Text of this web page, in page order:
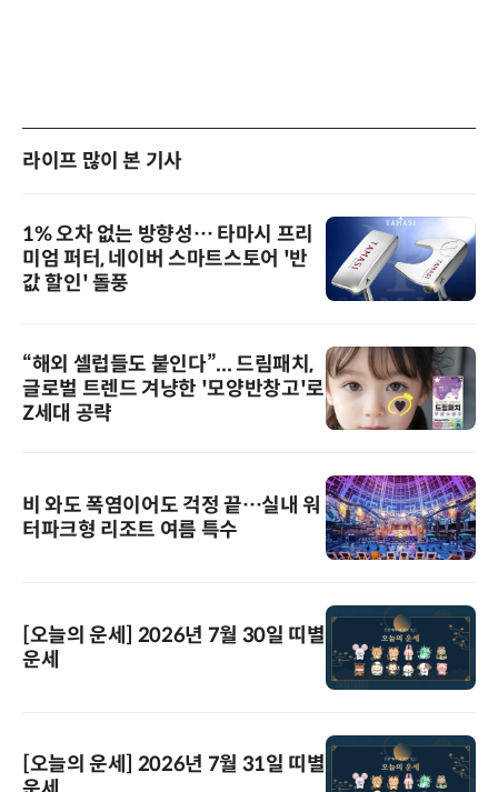
라이프 많이 본 기사
1% 오차 없는 방향성… 타마시 프리
미엄 퍼터, 네이버 스마트스토어 '반
값 할인' 돌풍
“해외 셀럽들도 붙인다”... 드림패치,
글로벌 트렌드 겨냥한 '모양반창고'로
Z세대 공략
비 와도 폭염이어도 걱정 끝…실내 워
터파크형 리조트 여름 특수
[오늘의 운세] 2026년 7월 30일 띠별
운세
[오늘의 운세] 2026년 7월 31일 띠별